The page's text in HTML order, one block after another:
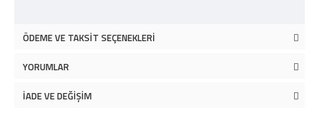
ÖDEME VE TAKSIT SEÇENEKLERI
YORUMLAR
İADE VE DEĞIŞIM